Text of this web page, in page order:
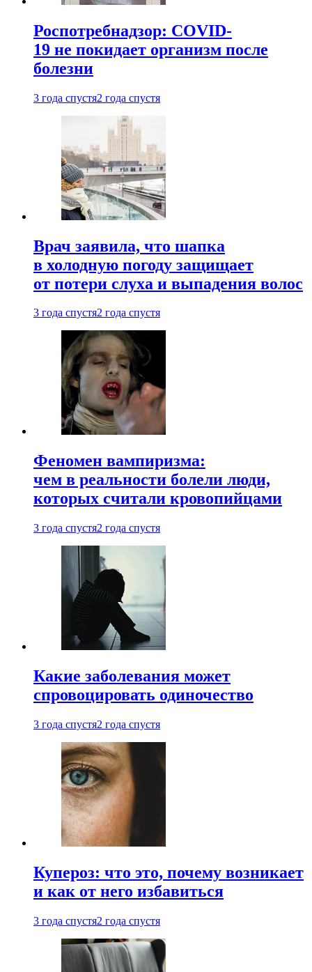
Роспотребнадзор: COVID-
19 не покидает организм после
болезни
3 года спустя2 года спустя
Врач заявила, что шапка
в холодную погоду защищает
от потери слуха и выпадения волос
3 года спустя2 года спустя
Феномен вампиризма:
чем в реальности болели люди,
которых считали кровопийцами
3 года спустя2 года спустя
Какие заболевания может
спровоцировать одиночество
3 года спустя2 года спустя
Купероз: что это, почему возникает
и как от него избавиться
3 года спустя2 года спустя